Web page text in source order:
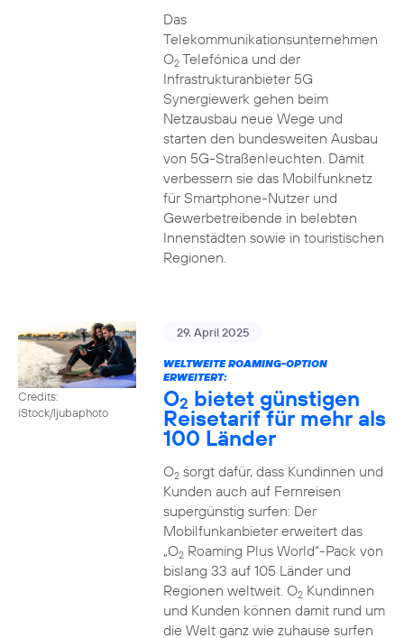
Das
Telekommunikationsunternehmen
O2Telefónica und der
Infrastrukturanbieter 5G
Synergiewerk gehen beim
Netzausbau neue Wege und
starten den bundesweiten Ausbau
von 5G-Straßenleuchten. Damit
verbessern sie das Mobilfunknetz
für Smartphone-Nutzer und
Gewerbetreibende in belebten
Innenstädten sowie in touristischen
Regionen.
Credits:
iStock/ljubaphoto
29. April 2025
WELTWEITE ROAMING-OPTION
ERWEITERT:
O2 bietet günstigen
Reisetarif für mehr als
100 Länder
O2sorgt dafür, dass Kundinnen und
Kunden auch auf Fernreisen
supergünstig surfen: Der
Mobilfunkanbieter erweitert das
„O2Roaming Plus World“-Pack von
bislang 33 auf 105 Länder und
Regionen weltweit. O2Kundinnen
und Kunden können damit rund um
die Welt ganz wie zuhause surfen